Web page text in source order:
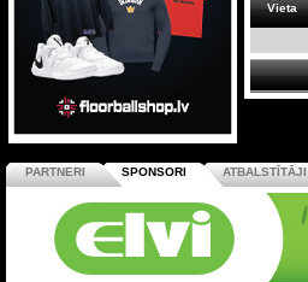
Vieta
PARTNERI SPONSORI ATBALSTĪTĀJI